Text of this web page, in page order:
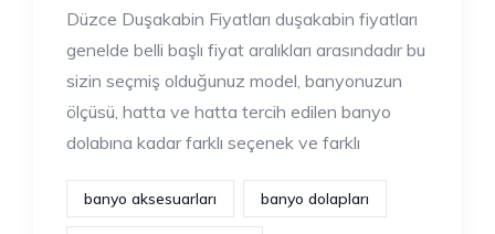
Düzce Duşakabin Fiyatları duşakabin fiyatları
genelde belli başlı fiyat aralıkları arasındadır bu
sizin seçmiş olduğunuz model, banyonuzun
ölçüsü, hatta ve hatta tercih edilen banyo
dolabına kadar farklı seçenek ve farklı
banyo aksesuarları banyo dolapları